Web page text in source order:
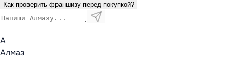
Как проверить франшизу перед покупкой?
А
Алмаз